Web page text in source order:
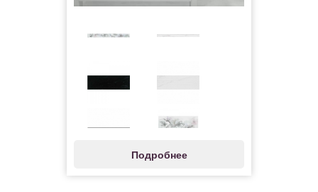
Подробнее